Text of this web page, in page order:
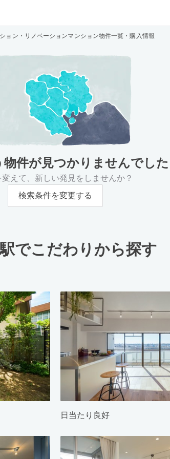
ョン・リノベーションマンション物件一覧・購入情報
物件が見つかりませんでした
変えて、新しい発見をしませんか？
検索条件を変更する
でこだわりから探す
日当たり良好